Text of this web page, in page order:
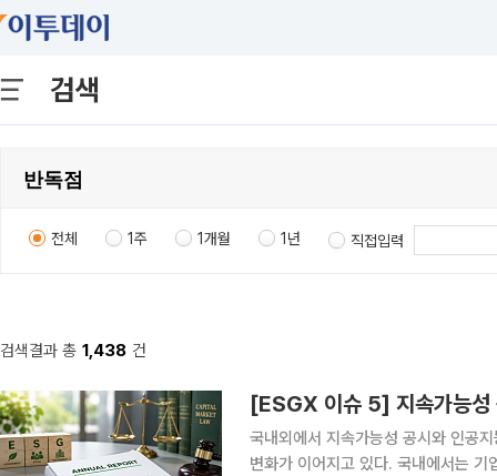
검색
전체 1주 1개월 1년 직접입력
검색결과 총 1,438 건
국내외에서 지속가능성 공시와 인공
변화가 이어지고 있다. 국내에서는 기